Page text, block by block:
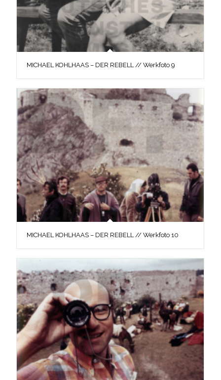
MICHAEL KOHLHAAS – DER REBELL // Werkfoto 9
MICHAEL KOHLHAAS – DER REBELL // Werkfoto 10